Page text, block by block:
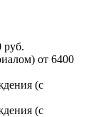
руб.
от 6400
(с
(с